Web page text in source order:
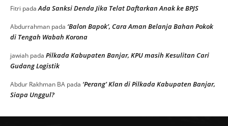
Fitri padaAda Sanksi Denda Jika Telat Daftarkan Anak ke BPJS
Abdurrahman pada ‘Balon Bapok’, Cara Aman Belanja Bahan Pokok
di Tengah Wabah Korona
jawiah pada Pilkada Kabupaten Banjar, KPU masih Kesulitan Cari
Gudang Logistik
Abdur Rakhman BA pada ‘Perang’ Klan di Pilkada Kabupaten Banjar,
Siapa Unggul?